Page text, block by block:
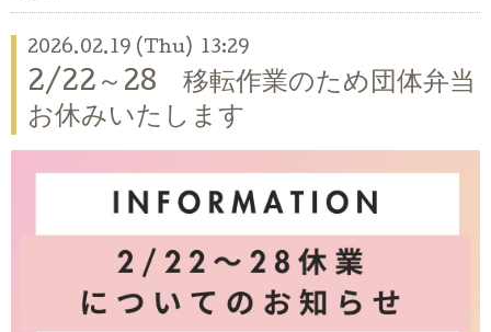
2026.02.19 (Thu) 13:29
2/22～28 移転作業のため団体弁当
お休みいたします